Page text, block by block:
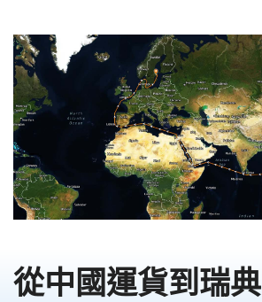
從中國運貨到瑞典